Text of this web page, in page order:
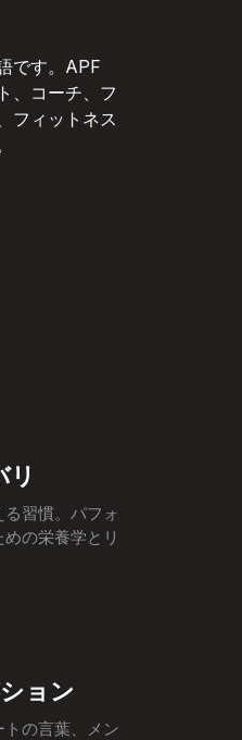
です。APF
、コーチ、フ
フィットネス
リ
習慣。パフォ
の栄養学とリ
ョン
の言葉、メン